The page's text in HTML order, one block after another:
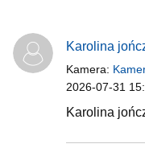
Karolina
Kamera:
2026-07-31
Karolina